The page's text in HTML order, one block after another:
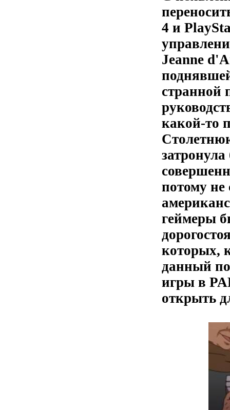
4 и
Jeanne
странной
какой-то
потому не
геймеры
которых,
данный
игры в
открыть